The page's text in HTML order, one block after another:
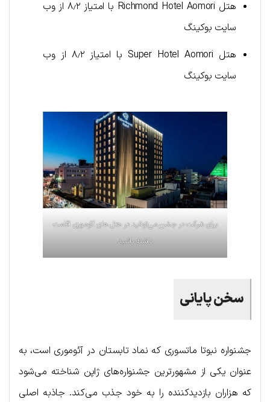
هتل Richmond Hotel Aomori با امتیاز ۸٫۲ از وب
سایت بوکینگ
هتل Super Hotel Aomori با امتیاز ۸٫۲ از وب
سایت بوکینگ
برای شرکت در جشن می‌توانید در هتل های آئوموری اقامت
داشته باشید
سخن پایانی
جشنواره نبوتا ماتسوری که نماد تابستان در آئوموری است، به
عنوان یکی از مشهورترین جشنواره‌های ژاپن شناخته می‌شود
که هزاران بازدیدکننده را به خود جذب می‌کند. جاذبه اصلی